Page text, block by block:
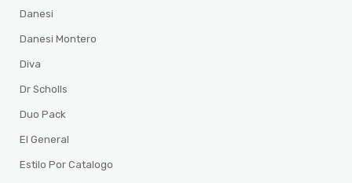
Danesi
Danesi Montero
Diva
Dr Scholls
Duo Pack
El General
Estilo Por Catalogo